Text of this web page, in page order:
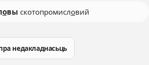
овы скотопромисловий
недакладнасьць